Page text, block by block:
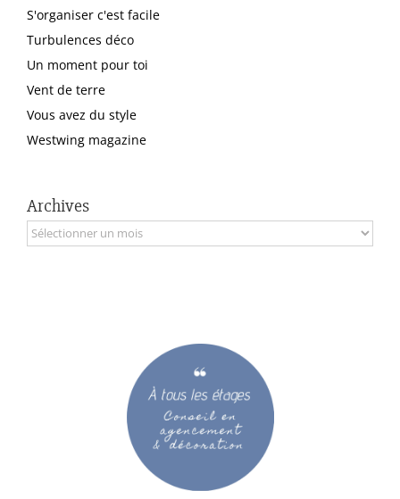
S'organiser c'est facile
Turbulences déco
Un moment pour toi
Vent de terre
Vous avez du style
Westwing magazine
Archives
Archives